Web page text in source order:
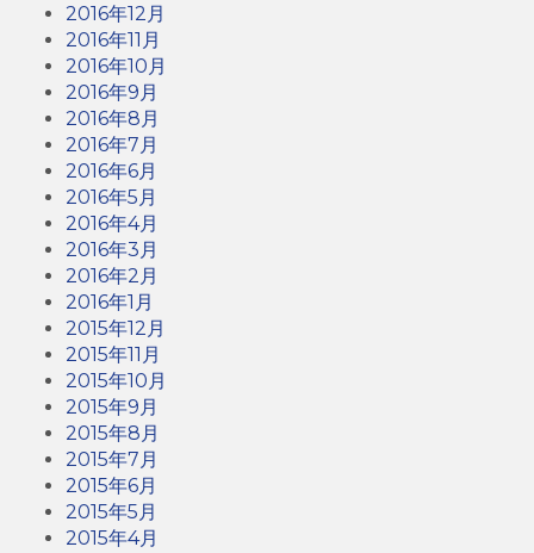
2016年12月
2016年11月
2016年10月
2016年9月
2016年8月
2016年7月
2016年6月
2016年5月
2016年4月
2016年3月
2016年2月
2016年1月
2015年12月
2015年11月
2015年10月
2015年9月
2015年8月
2015年7月
2015年6月
2015年5月
2015年4月